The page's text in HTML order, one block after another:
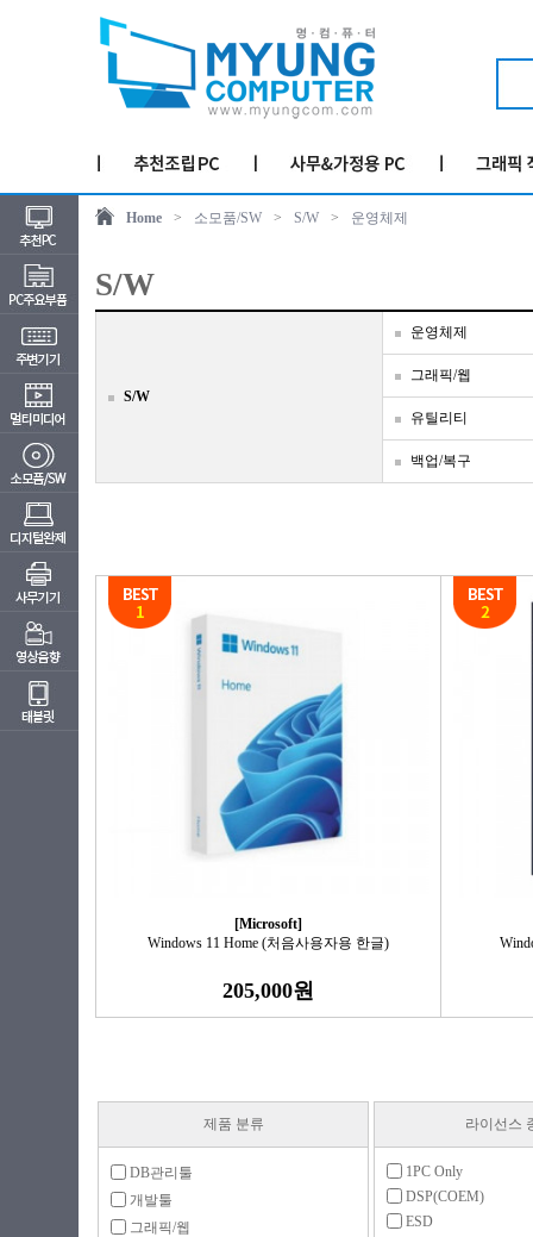
Home > 소모품/SW > S/W > 운영체제
S/W
S/W
운영체제
그래픽/웹
유틸리티
백업/복구
[Microsoft]
Windows 11 Home (처음사용자용 한글)
205,000원
제품 분류
DB관리툴
개발툴
그래픽/웹
라이선스
1PC Only
DSP(COEM)
ESD